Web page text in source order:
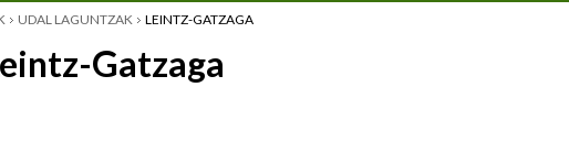
UDAL LAGUNTZAK LEINTZ-GATZAGA
Gatzaga